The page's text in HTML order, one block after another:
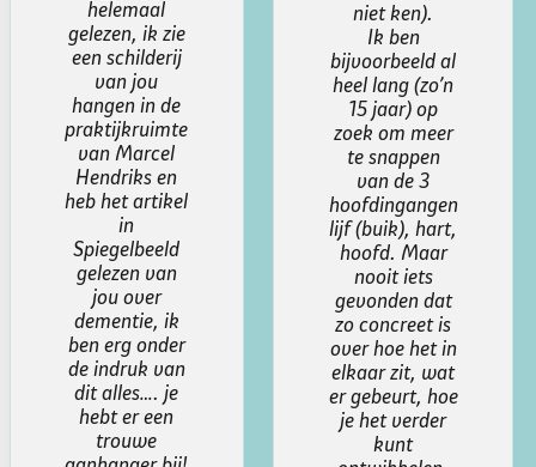
niet ken).
Ik ben
bijvoorbeeld al
heel lang (zo’n
15 jaar) op
zoek om meer
te snappen
van de 3
hoofdingangen
lijf (buik), hart,
hoofd. Maar
nooit iets
gevonden dat
zo concreet is
over hoe het in
elkaar zit, wat
er gebeurt, hoe
je het verder
kunt
wezenlijk
inzicht in
wat er
speelt en
hoe daar
mee om te
gaan.
Heeft mij al
veel
opgeleverd.
Marielle